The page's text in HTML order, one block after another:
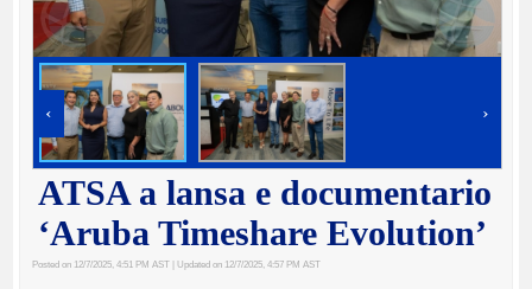
‹ ›
ATSA a lansa e documentario
‘Aruba Timeshare Evolution’
Posted on 12/7/2025, 4:51 PM AST | Updated on 12/7/2025, 4:57 PM AST